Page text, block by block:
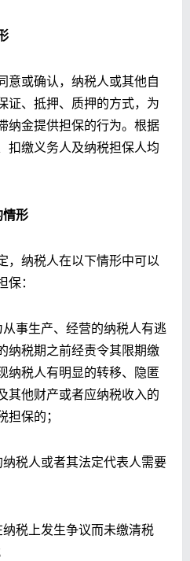
意或确认，纳税人或其他自
证、抵押、质押的方式，为
纳金提供担保的行为。根据
扣缴义务人及纳税担保人均
形
，纳税人在以下情形中可以
：
从事生产、经营的纳税人有逃
纳税期之前经责令其限期缴
纳税人有明显的转移、隐匿
其他财产或者应纳税收入的
保的；
纳税人或者其法定代表人需要
纳税上发生争议而未缴清税